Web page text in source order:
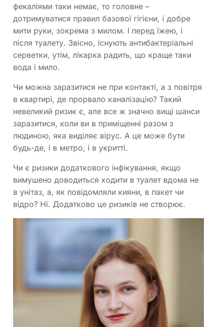
фекаліями таки немає, то головне –
дотримуватися правил базової гігієни, і добре
мити руки, зокрема з милом. І перед їжею, і
після туалету. Звісно, існують антибактеріальні
серветки, утім, лікарка радить, що краще таки
вода і мило.
Чи можна заразитися не при контакті, а з повітря
в квартирі, де прорвало каналізацію? Такий
невеликий ризик є, але все ж значно вищі шанси
заразитися, коли ви в приміщенні разом з
людиною, яка виділяє вірус. А це може бути
будь-де, і в метро, і в укритті.
Чи є ризики додаткового інфікування, якщо
вимушено доводиться ходити в туалет вдома не
в унітаз, а, як повідомляли кияни, в пакет чи
відро? Ні. Додатково це ризиків не створює.